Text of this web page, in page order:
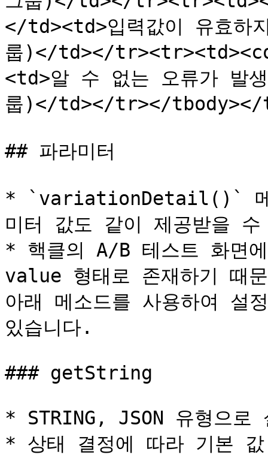
</td><td>입력값이 유효
룹)</td></
<td>알 수 없는 오류가 발
룹)</td></tr></
## 파라미터
* `variationDetail()` 메소
미터 값도 같이 제공받을
* 핵클의 A/B 테스트 화면
value 형태로 존재하기 때
아래 메소드를 사용하여 설
있습니다.
### getString
* STRING, JSON 유형으로
* 상태 결정에 따라 기본